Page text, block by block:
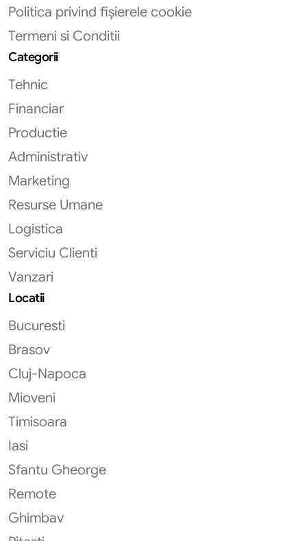
Politica privind fișierele cookie
Termeni si Conditii
Categorii
Tehnic
Financiar
Productie
Administrativ
Marketing
Resurse Umane
Logistica
Serviciu Clienti
Vanzari
Locatii
Bucuresti
Brasov
Cluj-Napoca
Mioveni
Timisoara
Iasi
Sfantu Gheorge
Remote
Ghimbav